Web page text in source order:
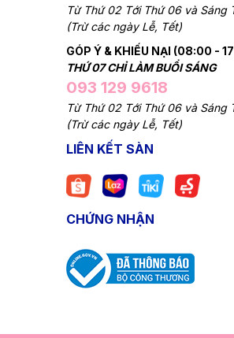
Từ Thứ 02 Tới Thứ 06 và Sáng
(Trừ các ngày Lễ, Tết)
GÓP Ý & KHIẾU NẠI (08:00 -
THỨ 07 CHỈ LÀM BUỔI SÁNG
093 129 9618
Từ Thứ 02 Tới Thứ 06 và Sáng
(Trừ các ngày Lễ, Tết)
LIÊN KẾT SÀN
CHỨNG NHẬN